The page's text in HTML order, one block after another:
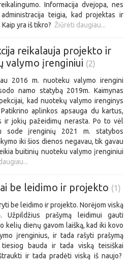
Informacija dvejopa, nes
teigia, kad projektas ir
yra iš tikro? Žiūrėti daugiau...
reikalauja projekto ir
valymo įrenginiui (2)
2016 m. nuoteku valymo irengini
namo statybą 2019m. Kaimynas
kad nuotekų valymo irenginys
aplinkos apsauga du kartus,
ir jokių pažeidimų nerasta. Po to vėl
sode įrenginių 2021 m. statybos
iki šios dienos negavau, tik gavau
buitinių nuoteku valymo įrenginiui
be leidimo ir projekto (1)
be leidimo ir projekto. Norėjom viską
Užpildžius prašymą leidimui gauti
kelių dienų gavom laišką, kad iki kovo
įrenginius, ir tada rašyti prašymą
bauda ir tada viską teisiškai
ir tada pradėti viską iš naujo?